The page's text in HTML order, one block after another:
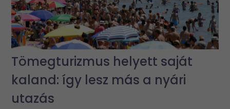
Tömegturizmus helyett saját
kaland: így lesz más a nyári
utazás